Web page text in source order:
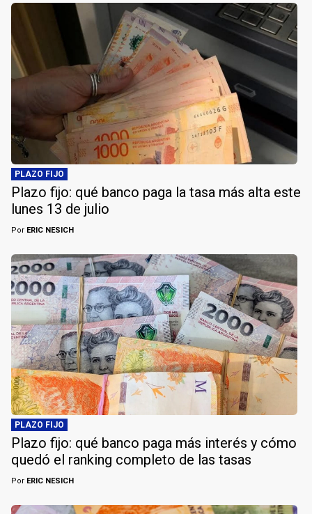
PLAZO FIJO
Plazo fijo: qué banco paga la tasa más alta este
lunes 13 de julio
Por ERIC NESICH
PLAZO FIJO
Plazo fijo: qué banco paga más interés y cómo
quedó el ranking completo de las tasas
Por ERIC NESICH